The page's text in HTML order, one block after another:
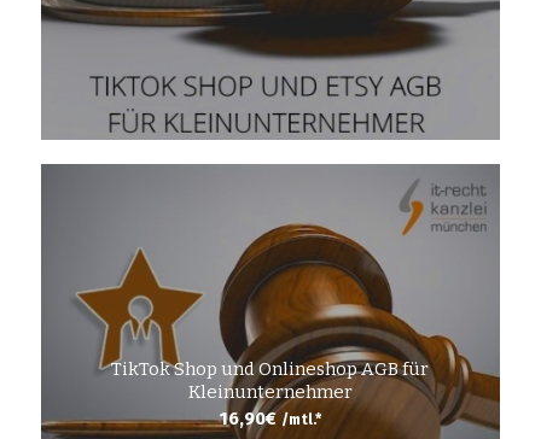
TikTok Shop und Onlineshop AGB für
Kleinunternehmer
16,90€ /mtl.*